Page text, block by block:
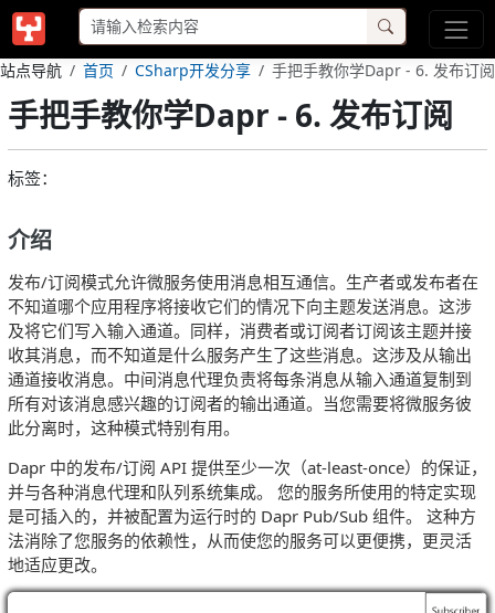
站点导航 首页 CSharp开发分享 手把手教你学Dapr - 6. 发布订阅
手把手教你学Dapr - 6. 发布订阅
标签：
介绍
发布/订阅模式允许微服务使用消息相互通信。生产者或发布者在
不知道哪个应用程序将接收它们的情况下向主题发送消息。这涉
及将它们写入输入通道。同样，消费者或订阅者订阅该主题并接
收其消息，而不知道是什么服务产生了这些消息。这涉及从输出
通道接收消息。中间消息代理负责将每条消息从输入通道复制到
所有对该消息感兴趣的订阅者的输出通道。当您需要将微服务彼
此分离时，这种模式特别有用。
Dapr 中的发布/订阅 API 提供至少一次（at-least-once）的保证，
并与各种消息代理和队列系统集成。 您的服务所使用的特定实现
是可插入的，并被配置为运行时的 Dapr Pub/Sub 组件。 这种方
法消除了您服务的依赖性，从而使您的服务可以更便携，更灵活
地适应更改。